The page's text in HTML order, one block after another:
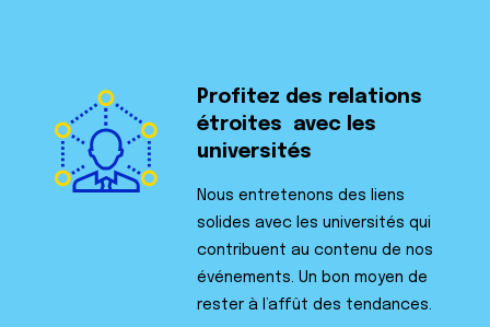
Profitez des relations
étroites
avec les
universités
Nous entretenons des liens
solides avec les universités qui
contribuent au contenu de nos
événements. Un bon moyen de
rester à l’affût des tendances.